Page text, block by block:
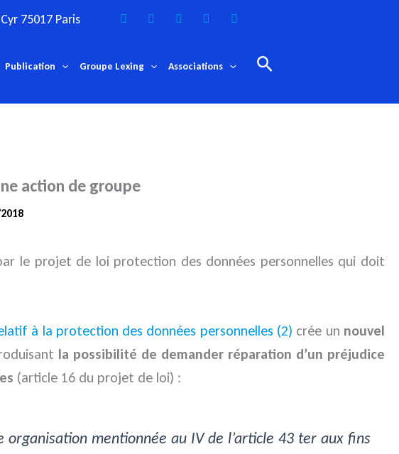
75017 Paris
Publication Groupe Lexing Associations Rechercher
action de groupe
le projet de loi protection des données personnelles qui doit
à la protection des données personnelles (2) crée un nouvel
la possibilité de demander réparation d’un préjudice
(article 16 du projet de loi) :
mentionnée au IV de l’article 43 ter aux fins